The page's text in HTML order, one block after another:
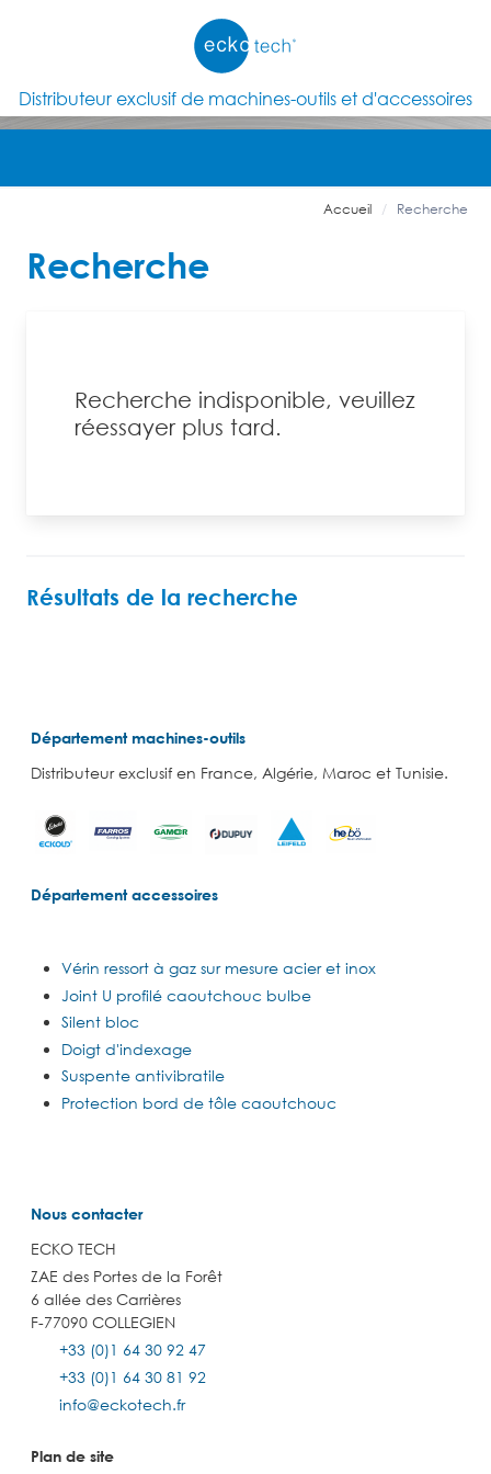
Distributeur exclusif de machines-outils et d'accessoires
Accueil Recherche
Recherche
Recherche indisponible, veuillez
réessayer plus tard.
Résultats de la recherche
Département machines-outils
Distributeur exclusif en France, Algérie, Maroc et Tunisie.
Département accessoires
Vérin ressort à gaz sur mesure acier et inox
Joint U profilé caoutchouc bulbe
Silent bloc
Doigt d'indexage
Suspente antivibratile
Protection bord de tôle caoutchouc
Nous contacter
ECKO TECH
ZAE des Portes de la Forêt
6 allée des Carrières
F-77090 COLLEGIEN
+33 (0)1 64 30 92 47
+33 (0)1 64 30 81 92
info@eckotech.fr
Plan de site